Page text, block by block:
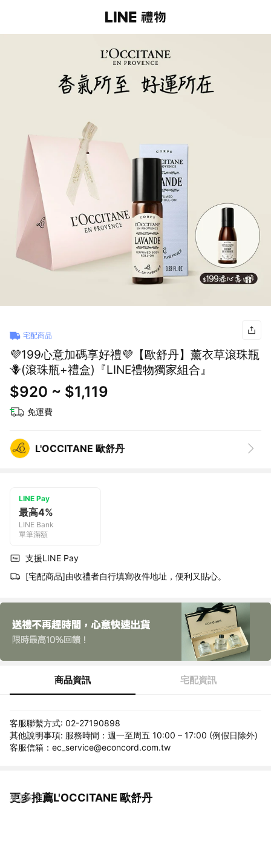
宅配商品
💜199心意加碼享好禮💜【歐舒丹】薰衣草滾珠瓶
🪻(滾珠瓶+禮盒)『LINE禮物獨家組合』
$920 ~ $1,119
免運費
L'OCCITANE 歐舒丹
LINE Pay
最高4%
LINE Bank
單筆滿額
支援LINE Pay
[宅配商品]由收禮者自行填寫收件地址，便利又貼心。
商品資訊 宅配資訊
客服聯繫方式: 02-27190898
其他說明事項: 服務時間：週一至周五 10:00 – 17:00 (例假日除外)
客服信箱：ec_service@econcord.com.tw
更多推薦L'OCCITANE 歐舒丹
看更多